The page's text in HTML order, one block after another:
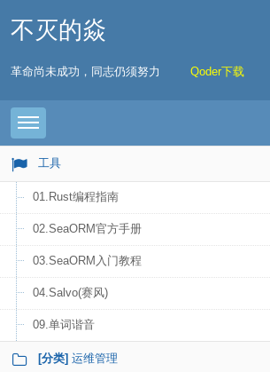
不灭的焱
革命尚未成功，同志仍须努力 Qoder下载
Toggle navigation
工具
01.Rust编程指南
02.SeaORM官方手册
03.SeaORM入门教程
04.Salvo(赛风)
09.单词谐音
[分类] 运维管理